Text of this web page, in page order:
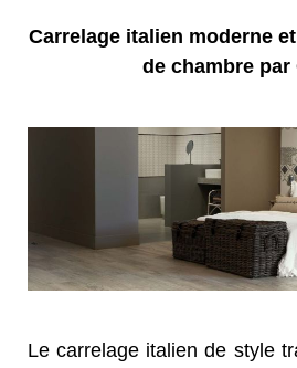
Carrelage italien moderne
de chambre par
Le carrelage italien de style